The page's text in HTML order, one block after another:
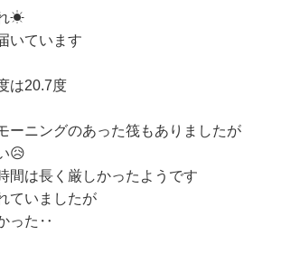
☀
いています
は20.7度
ーニングのあった筏もありましたが
😥
間は長く厳しかったようです
ていましたが
った‥